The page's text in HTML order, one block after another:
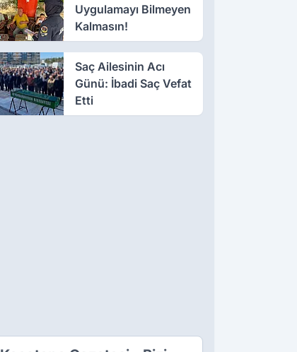
Uygulamayı Bilmeyen
Kalmasın!
Saç Ailesinin Acı
Günü: İbadi Saç Vefat
Etti